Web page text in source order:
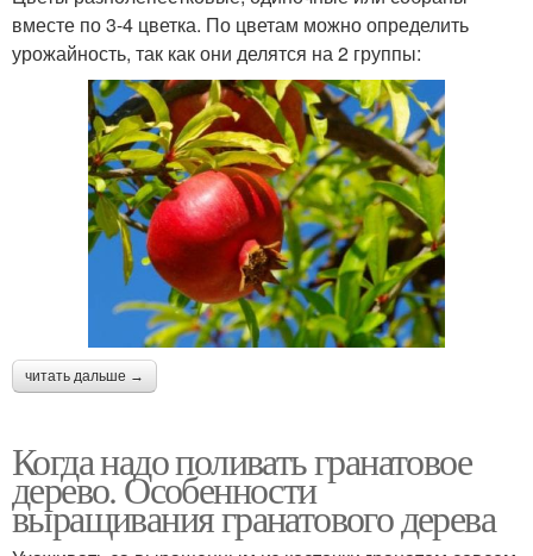
вместе по 3-4 цветка. По цветам можно определить
урожайность, так как они делятся на 2 группы:
читать дальше →
Когда надо поливать гранатовое
дерево. Особенности
выращивания гранатового дерева